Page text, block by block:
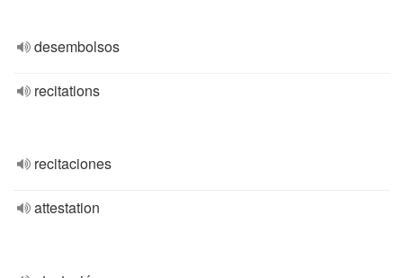
desembolsos
recitations
recitaciones
attestation